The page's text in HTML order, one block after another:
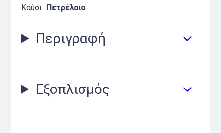
Καύσι Πετρέλαιο
Περιγραφή
Εξοπλισμός